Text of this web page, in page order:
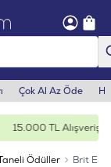
Çok Al Az Öde
15.000 TL Alışverişe
Ödüller
Brit